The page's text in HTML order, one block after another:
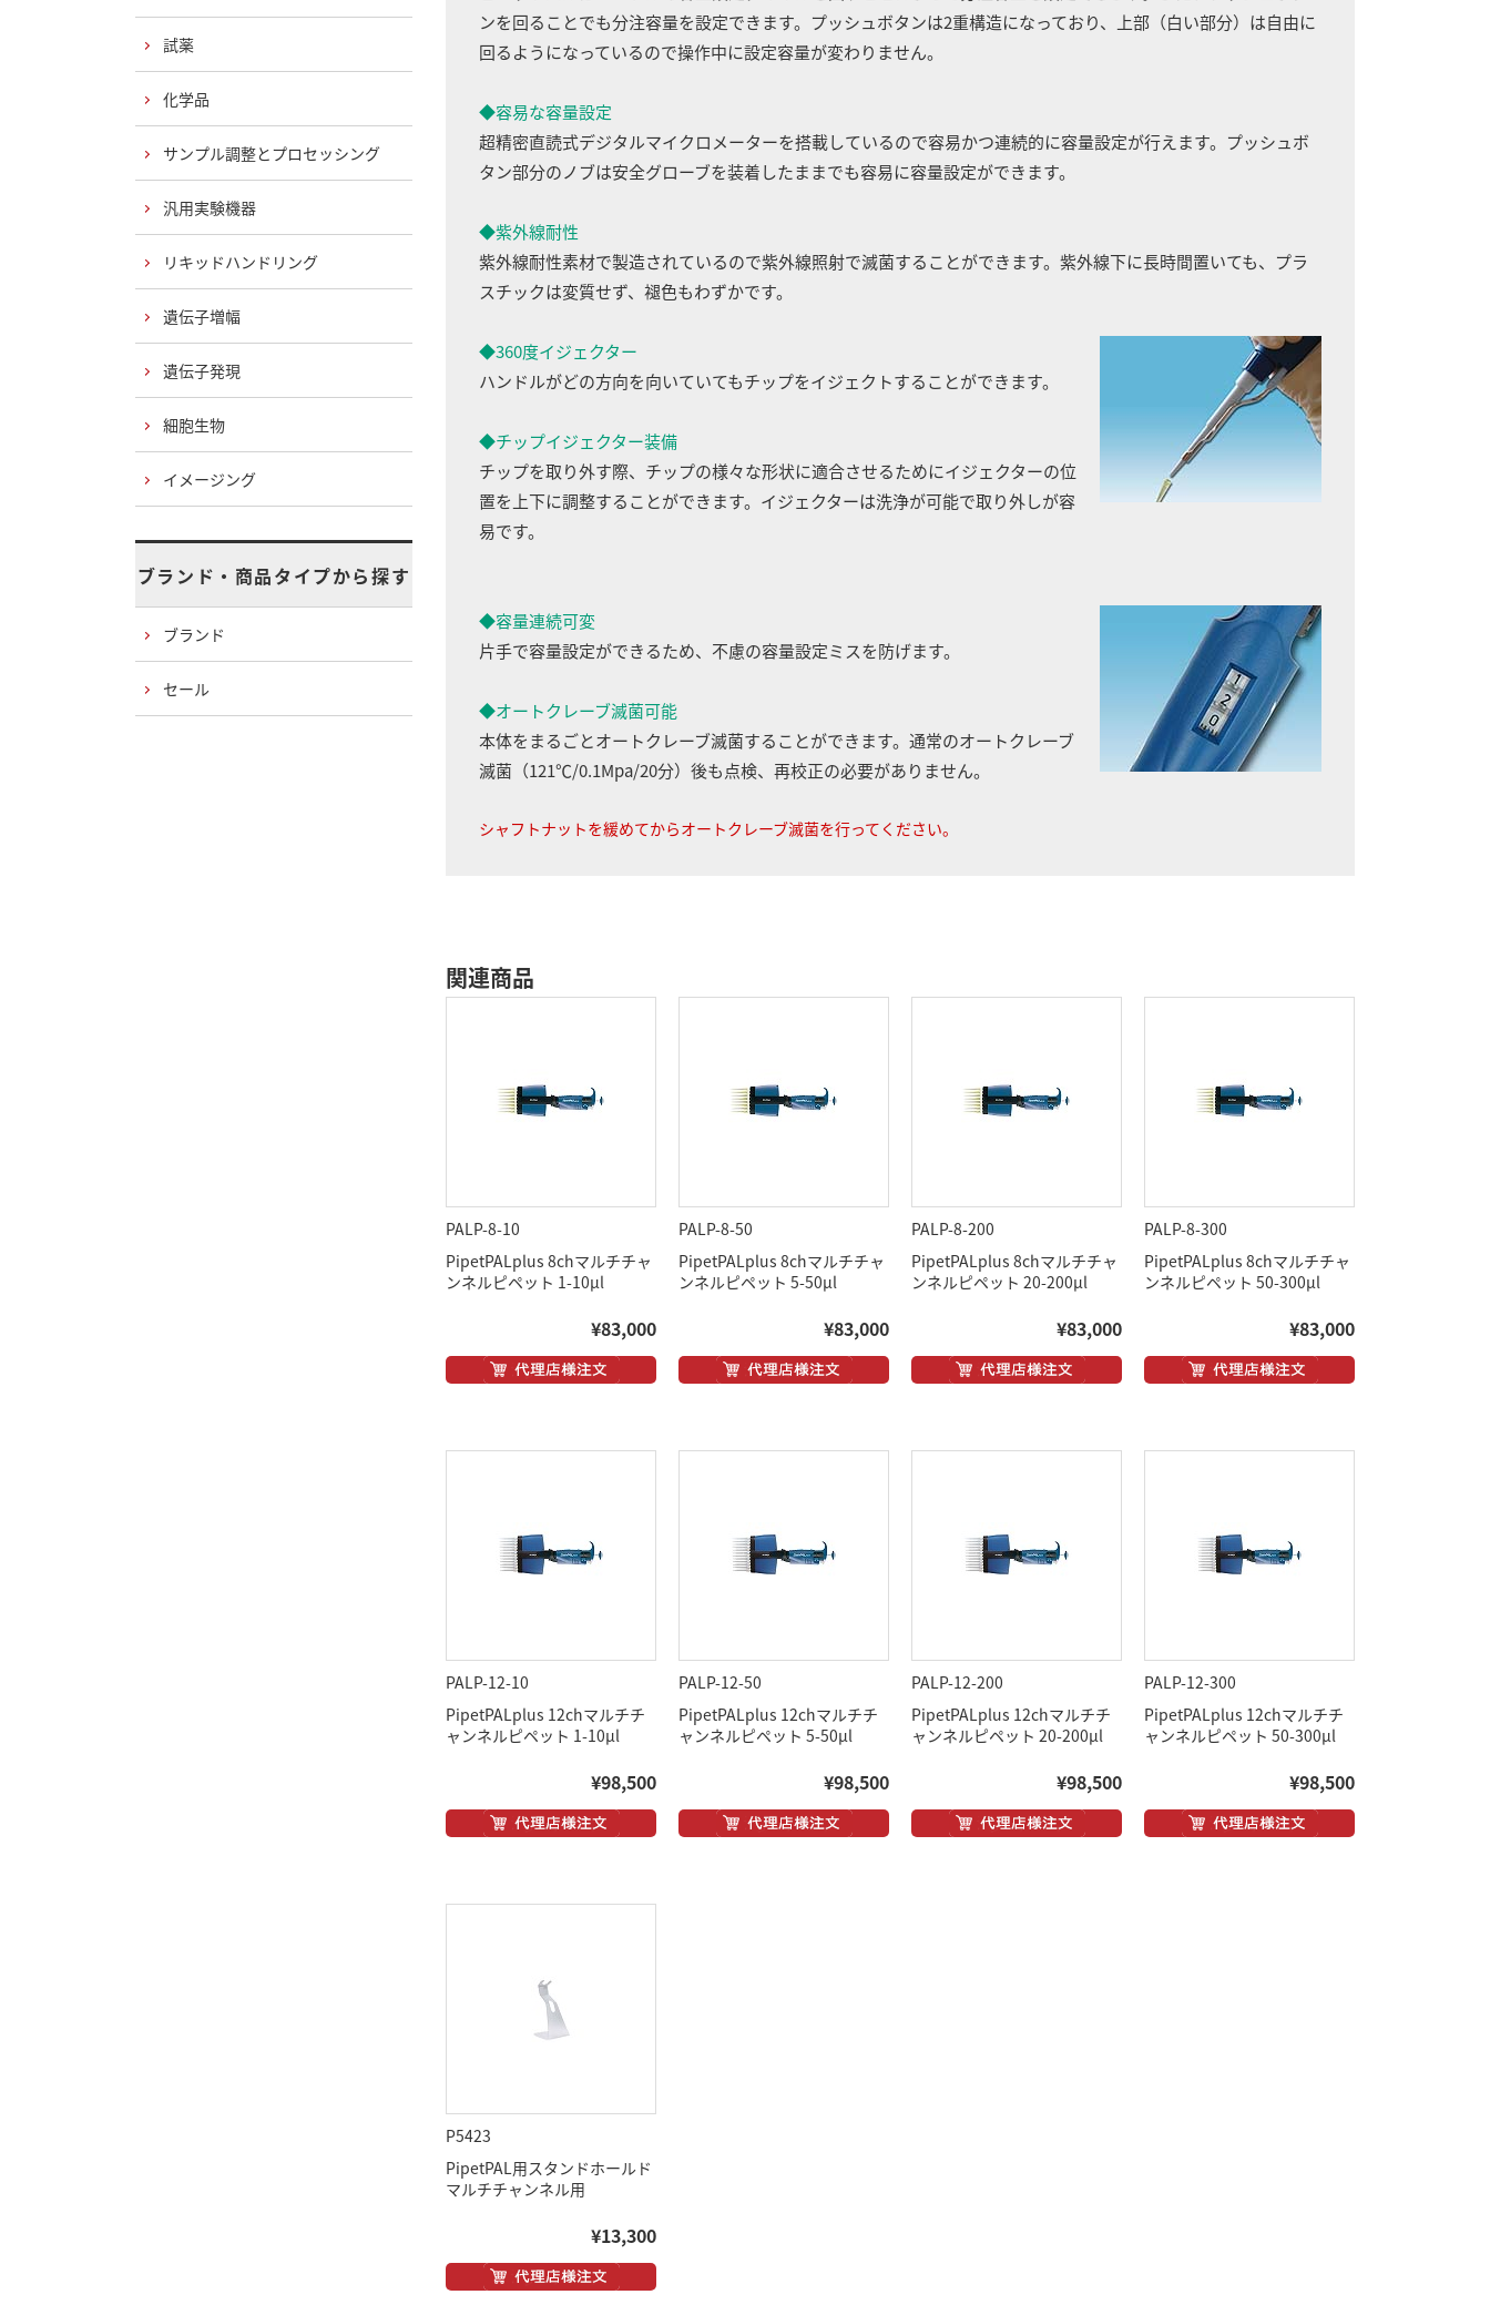
ンを回ることでも分注容量を設定できます。プッシュボタンは2重構造になっており、上部（白い部分）は自由に
回るようになっているので操作中に設定容量が変わりません。
◆容易な容量設定
超精密直読式デジタルマイクロメーターを搭載しているので容易かつ連続的に容量設定が行えます。プッシュボ
タン部分のノブは安全グローブを装着したままでも容易に容量設定ができます。
◆紫外線耐性
紫外線耐性素材で製造されているので紫外線照射で滅菌することができます。紫外線下に長時間置いても、プラ
スチックは変質せず、褪色もわずかです。
◆360度イジェクター
ハンドルがどの方向を向いていてもチップをイジェクトすることができます。
◆チップイジェクター装備
チップを取り外す際、チップの様々な形状に適合させるためにイジェクターの位
置を上下に調整することができます。イジェクターは洗浄が可能で取り外しが容
易です。
◆容量連続可変
片手で容量設定ができるため、不慮の容量設定ミスを防げます。
◆オートクレーブ滅菌可能
本体をまるごとオートクレーブ滅菌することができます。通常のオートクレーブ
滅菌（121℃/0.1Mpa/20分）後も点検、再校正の必要がありません。
シャフトナットを緩めてからオートクレーブ滅菌を行ってください。
関連商品
PALP-8-10
PipetPALplus 8chマルチチャ
ンネルピペット 1-10μl
¥83,000
PALP-8-50
PipetPALplus 8chマルチチャ
ンネルピペット 5-50μl
¥83,000
PALP-8-200
PipetPALplus 8chマルチチャ
ンネルピペット 20-200μl
¥83,000
PALP-8-300
PipetPALplus 8chマルチチャ
ンネルピペット 50-300μl
¥83,000
PALP-12-10
PipetPALplus 12chマルチチ
ャンネルピペット 1-10μl
¥98,500
PALP-12-50
PipetPALplus 12chマルチチ
ャンネルピペット 5-50μl
¥98,500
PALP-12-200
PipetPALplus 12chマルチチ
ャンネルピペット 20-200μl
¥98,500
PALP-12-300
PipetPALplus 12chマルチチ
ャンネルピペット 50-300μl
¥98,500
P5423
PipetPAL用スタンドホールド
マルチチャンネル用
¥13,300
試薬
化学品
サンプル調整とプロセッシング
汎用実験機器
リキッドハンドリング
遺伝子増幅
遺伝子発現
細胞生物
イメージング
ブランド・商品タイプから探す
ブランド
セール